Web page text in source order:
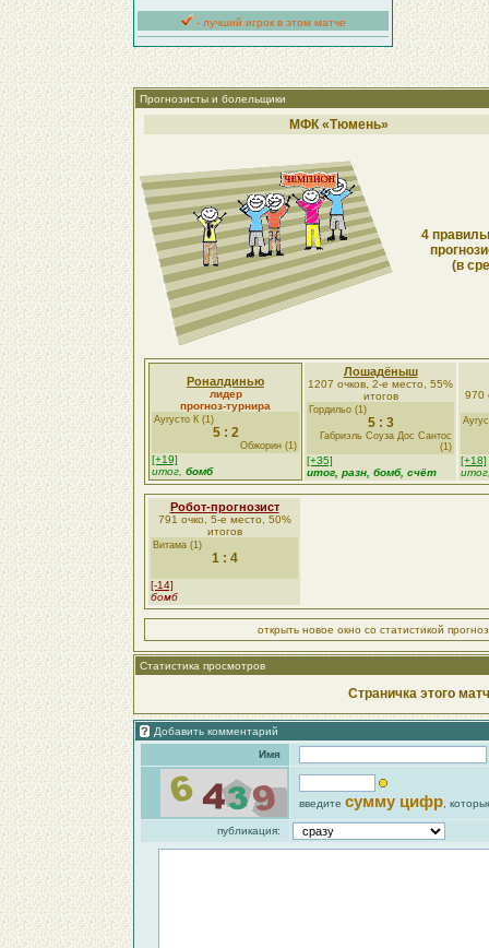
- лучший игрок в этом матче
Прогнозисты и болельщики
МФК «Тюмень»
4
(в
Роналдинью
лидер
прогноз-турнира
Аугусто К (1)
5 : 2
Обжорин (1)
[+19]
итог, бомб
Лошадёныш
1207 очков, 2-е место, 55%
итогов
Гордильо (1)
5 : 3
Габриэль Соуза Дос Сантос
(1)
[+35]
итог, разн, бомб, счёт
970
[+18]
Робот-прогнозист
791 очко, 5-е место, 50%
итогов
Витама (1)
1 : 4
[-14]
бомб
открыть новое окно со статистикой
Статистика просмотров
Страничка этого
Добавить комментарий
Имя
введите сумму цифр ,
публикация: